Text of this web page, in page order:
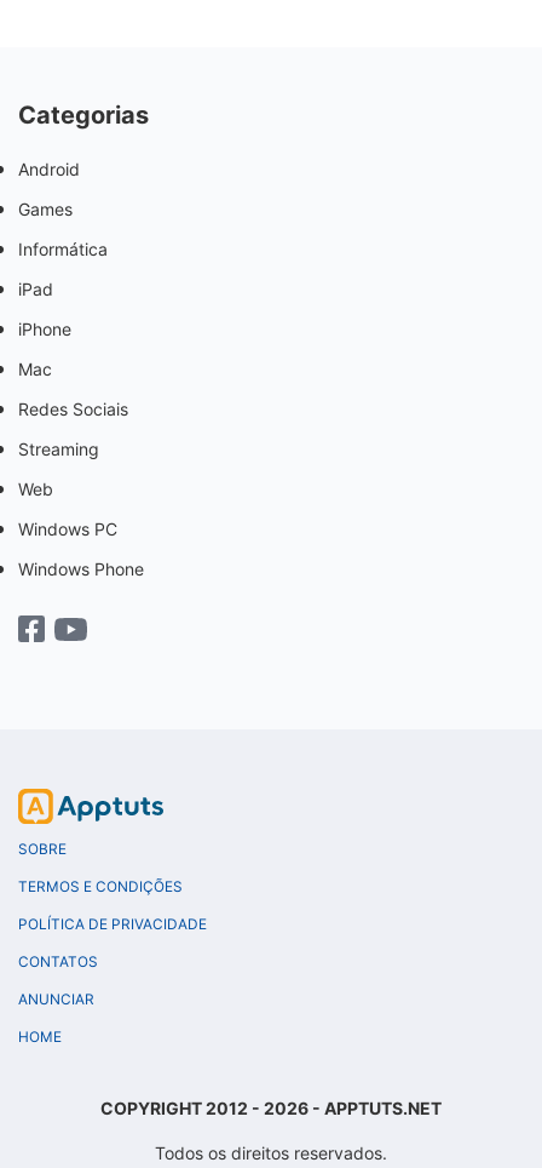
Categorias
Android
Games
Informática
iPad
iPhone
Mac
Redes Sociais
Streaming
Web
Windows PC
Windows Phone
SOBRE
TERMOS E CONDIÇÕES
POLÍTICA DE PRIVACIDADE
CONTATOS
ANUNCIAR
HOME
COPYRIGHT 2012 - 2026 - APPTUTS.NET
Todos os direitos reservados.